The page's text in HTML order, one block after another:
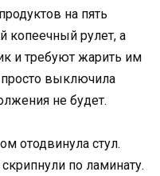
на пять
копеечный рулет, а
и требуют жарить им
просто выключила
не будет.
отодвинула стул.
по ламинату.